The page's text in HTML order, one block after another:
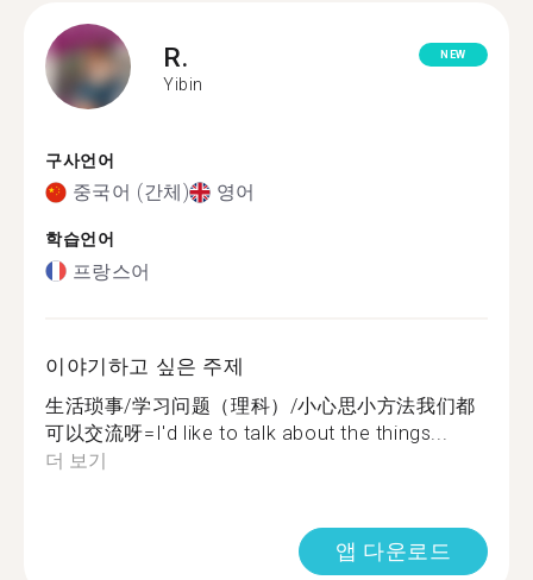
R.
Yibin
NEW
구사언어
중국어 (간체) 영어
학습언어
프랑스어
이야기하고 싶은 주제
生活琐事/学习问题（理科）/小心思小方法我们都
可以交流呀=I'd like to talk about the things...
더 보기
앱 다운로드